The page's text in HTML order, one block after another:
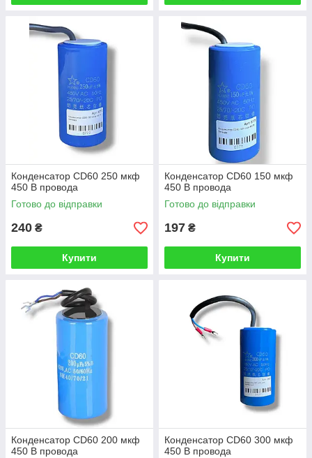
Конденсатор CD60 250 мкф
450 В провода
Готово до відправки
240 ₴
Купити
Конденсатор CD60 150 мкф
450 В провода
Готово до відправки
197 ₴
Купити
Конденсатор CD60 200 мкф
450 В провода
Конденсатор CD60 300 мкф
450 В провода